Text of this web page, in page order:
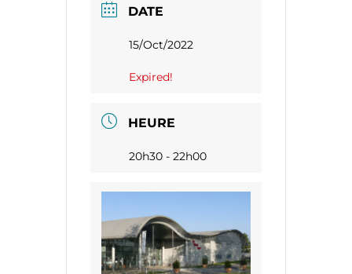
DATE
15/Oct/2022
Expired!
HEURE
20h30 - 22h00